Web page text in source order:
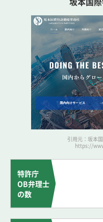
引用元：坂本
https://
特許庁
OB弁理士
の数